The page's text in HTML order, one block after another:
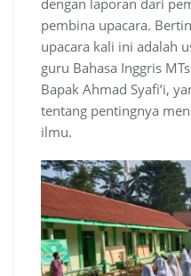
dengan laporan dari
pembina upacara.
upacara kali ini adalah
guru Bahasa Inggris
Bapak Ahmad Syafi’i,
tentang pentingnya
ilmu.